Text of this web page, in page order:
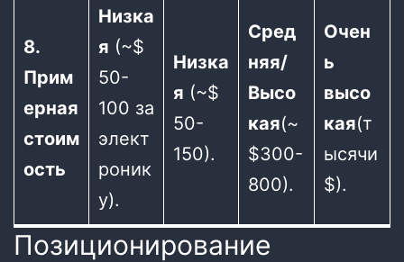
8.
Прим
ерная
стоим
ость
Низка
я (~$
50-
100 за
элект
роник
у).
Низка
я (~$
50-
150).
Сред
няя/
Высо
кая(~
$300-
800).
Очен
ь
высо
кая(т
ысячи
$).
Позиционирование